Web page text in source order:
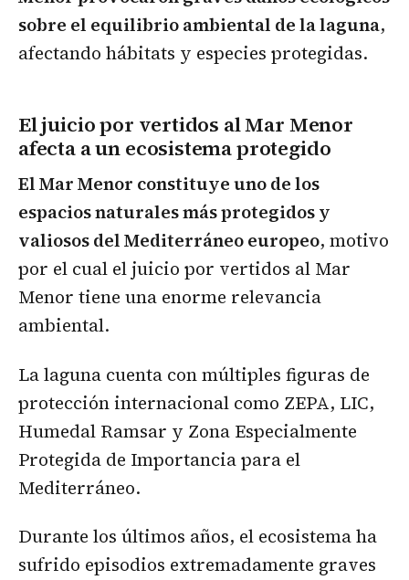
sobre el equilibrio ambiental de la laguna,
afectando hábitats y especies protegidas.
El juicio por vertidos al Mar Menor
afecta a un ecosistema protegido
El Mar Menor constituye uno de los
espacios naturales más protegidos y
valiosos del Mediterráneo europeo, motivo
por el cual el juicio por vertidos al Mar
Menor tiene una enorme relevancia
ambiental.
La laguna cuenta con múltiples figuras de
protección internacional como ZEPA, LIC,
Humedal Ramsar y Zona Especialmente
Protegida de Importancia para el
Mediterráneo.
Durante los últimos años, el ecosistema ha
sufrido episodios extremadamente graves